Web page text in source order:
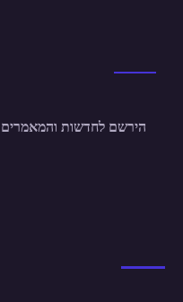
הירשם לחדשות והמאמרים